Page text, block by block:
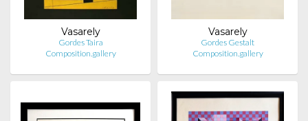
Vasarely
Gordes Taira
Composition.gallery
Vasarely
Gordes Gestalt
Composition.gallery